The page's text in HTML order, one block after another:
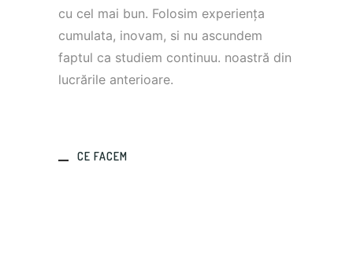
cu cel mai bun. Folosim experiența
cumulata, inovam, si nu ascundem
faptul ca studiem continuu. noastră din
lucrările anterioare.
CE FACEM